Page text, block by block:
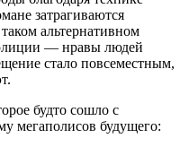
затрагиваются
альтернативном
— нравы людей
стало повсеместным,
будто сошло с
мегаполисов будущего: